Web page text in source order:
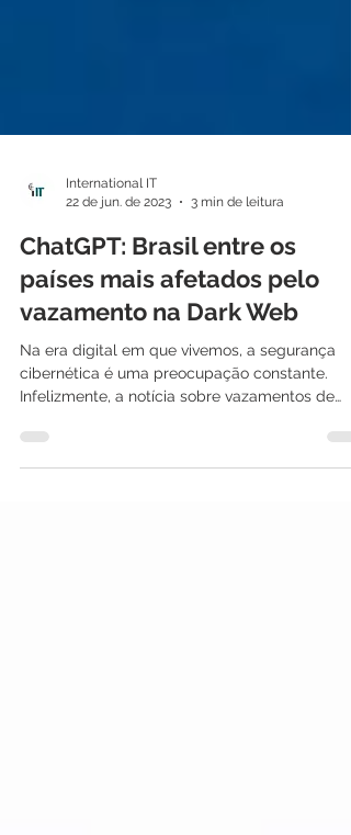
22 de jun. de 2023
3 min de leitura
ChatGPT: Brasil entre os
países mais afetados pelo
vazamento na Dark Web
Na era digital em que vivemos, a segurança
Infelizmente, a notícia sobre vazamentos de